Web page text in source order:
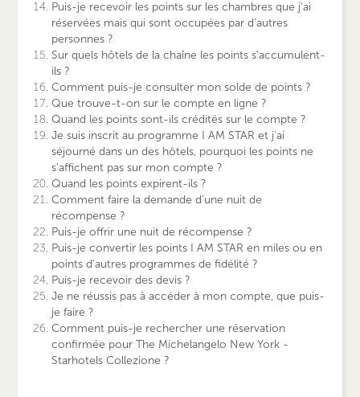
Puis-je recevoir les points sur les chambres que j'ai
réservées mais qui sont occupées par d'autres
personnes ?
Sur quels hôtels de la chaîne les points s'accumulent-
ils ?
Comment puis-je consulter mon solde de points ?
Que trouve-t-on sur le compte en ligne ?
Quand les points sont-ils crédités sur le compte ?
Je suis inscrit au programme I AM STAR et j'ai
séjourné dans un des hôtels, pourquoi les points ne
s'affichent pas sur mon compte ?
Quand les points expirent-ils ?
Comment faire la demande d'une nuit de
récompense ?
Puis-je offrir une nuit de récompense ?
Puis-je convertir les points I AM STAR en miles ou en
points d'autres programmes de fidélité ?
Puis-je recevoir des devis ?
Je ne réussis pas à accéder à mon compte, que puis-
je faire ?
Comment puis-je rechercher une réservation
confirmée pour The Michelangelo New York -
Starhotels Collezione ?